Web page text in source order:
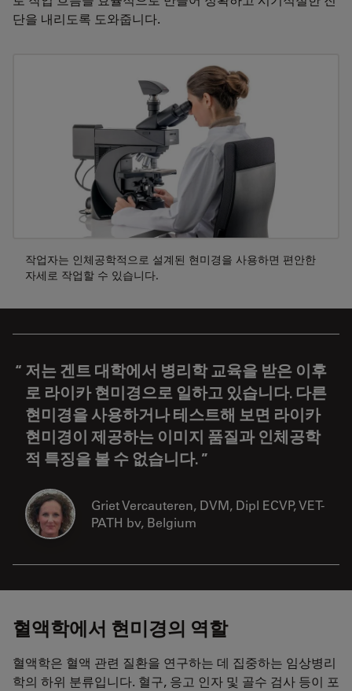
단을 내리도록 도와줍니다.
작업자는 인체공학적으로 설계된 현미경을 사용하면 편안한
자세로 작업할 수 있습니다.
저는 겐트 대학에서 병리학 교육을 받은 이후
로 라이카 현미경으로 일하고 있습니다. 다른
현미경을 사용하거나 테스트해 보면 라이카
현미경이 제공하는 이미지 품질과 인체공학
적 특징을 볼 수 없습니다.
Griet Vercauteren, DVM, Dipl ECVP, VET-
PATH bv, Belgium
혈액학에서 현미경의 역할
혈액학은 혈액 관련 질환을 연구하는 데 집중하는 임상병리
학의 하위 분류입니다. 혈구, 응고 인자 및 골수 검사 등이 포